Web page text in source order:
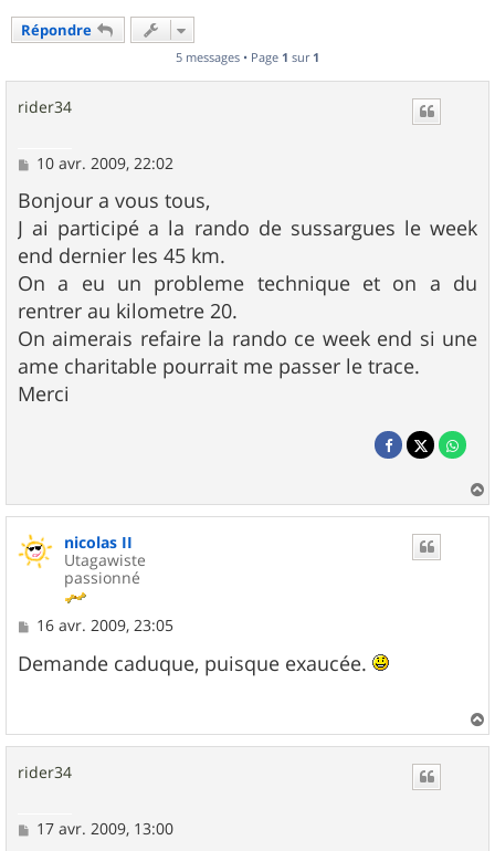
Répondre
5 messages • Page 1 sur 1
rider34
M
s
s
a
g
e
10 avr. 2009, 22:02
Bonjour a vous tous,
J ai participé a la rando de sussargues le week
end dernier les 45 km.
On a eu un probleme technique et on a du
rentrer au kilometre 20.
On aimerais refaire la rando ce week end si une
ame charitable pourrait me passer le trace.
Merci
a
nicolas II
Utagawiste
passionné
M
s
s
e
16 avr. 2009, 23:05
Demande caduque, puisque exaucée.
a
rider34
M17 avr. 2009, 13:00